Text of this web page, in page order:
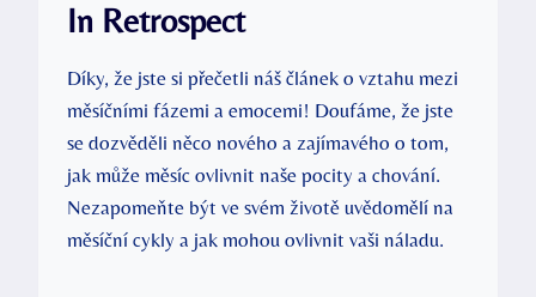
In Retrospect
Díky, ⁢že jste‌ si přečetli ‌náš článek o​ vztahu mezi
měsíčními fázemi a emocemi! Doufáme, že ‍jste
se dozvěděli něco nového a zajímavého o tom,
jak může‍ měsíc ovlivnit naše⁣ pocity a chování.
Nezapomeňte být ve svém ‌životě ​uvědomělí na
měsíční cykly a jak mohou ovlivnit vaši náladu.